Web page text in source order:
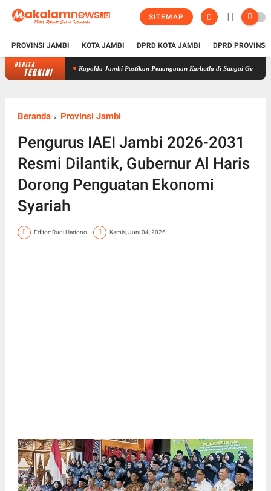
SITEMAP
PROVINSI JAMBI KOTA JAMBI DPRD KOTA JAMBI DPRD
BERITA
TERKINIKapolda Jambi Pastikan Penanganan Karhutla di Sungai Gelam Terus
Beranda Provinsi Jambi
Pengurus IAEI Jambi 2026-2031
Resmi Dilantik, Gubernur Al Haris
Dorong Penguatan Ekonomi
Syariah
Editor: Rudi Hartono Kamis, Juni 04, 2026